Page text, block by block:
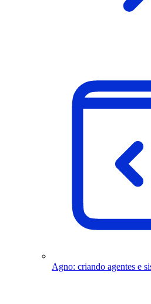
Agno: criando agentes e